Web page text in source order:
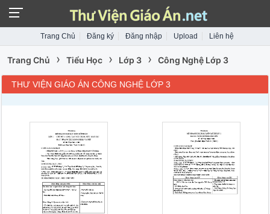
Trang Chủ Đăng ký Đăng nhập Upload Liên hệ
Trang Chủ › Tiểu Học › Lớp 3 › Công Nghệ Lớp 3
THƯ VIỆN GIÁO ÁN CÔNG NGHỆ LỚP 3